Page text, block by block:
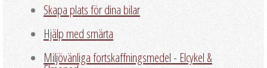
Skapa plats för dina bilar
Hjälp med smärta
Miljövänliga fortskaffningsmedel - Elcykel &